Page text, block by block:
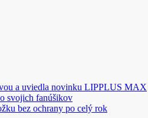
a uviedla novinku LIPPLUS MAX
svojich fanúšikov
bez ochrany po celý rok